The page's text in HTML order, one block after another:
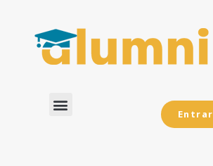
Entrar